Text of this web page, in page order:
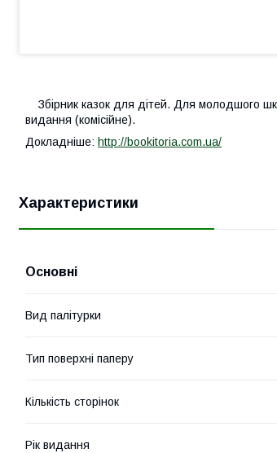
Збірник казок для дітей. Для молодшого
видання (комісійне).
Докладніше: http://bookitoria.com.ua/
Характеристики
Основні
Вид палітурки
Тип поверхні паперу
Кількість сторінок
Рік видання